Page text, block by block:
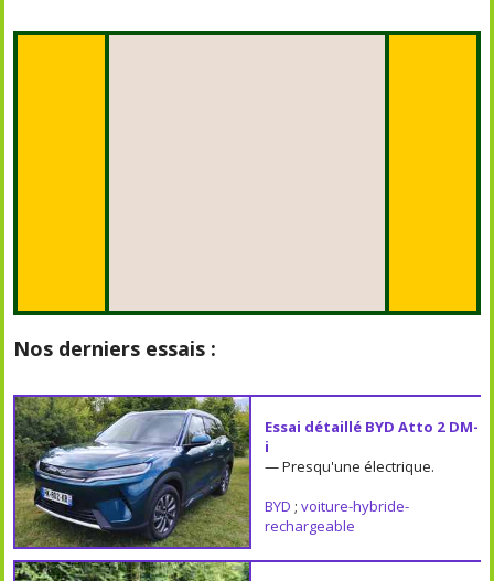
Nos derniers essais :
Essai détaillé BYD Atto 2 DM-
i
— Presqu'une électrique.
BYD ; voiture-hybride-
rechargeable